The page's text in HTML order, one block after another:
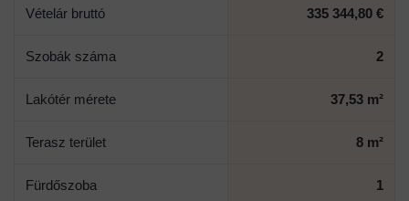
Vételár bruttó 335 344,80 €
Szobák száma 2
Lakótér mérete 37,53 m²
Terasz terület 8 m²
Fürdőszoba 1